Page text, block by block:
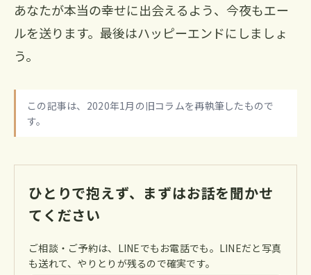
あなたが本当の幸せに出会えるよう、今夜もエー
ルを送ります。最後はハッピーエンドにしましょ
う。
この記事は、2020年1月の旧コラムを再執筆したもので
す。
ひとりで抱えず、まずはお話を聞かせ
てください
ご相談・ご予約は、LINEでもお電話でも。LINEだと写真
も送れて、やりとりが残るので確実です。